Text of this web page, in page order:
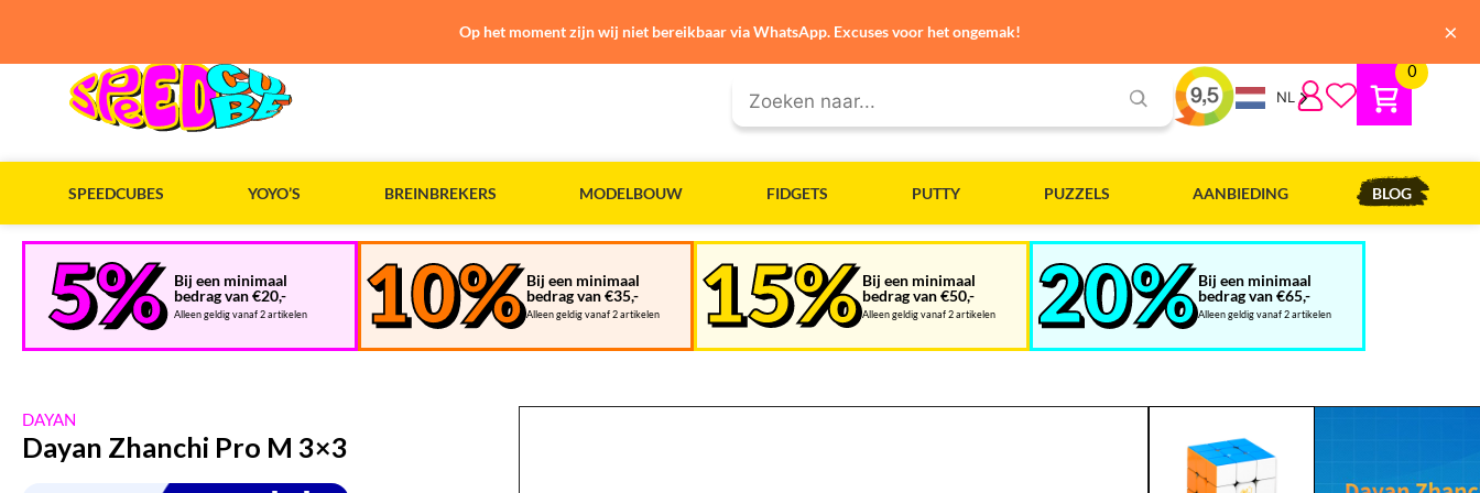
NL
0
SPEEDCUBES YOYO’S BREINBREKERS MODELBOUW FIDGETS PUTTY PUZZELS AANBIEDING BLOG
Bij een minimaal
bedrag van €20,-
Alleen geldig vanaf 2 artikelen
Bij een minimaal
bedrag van €35,-
Alleen geldig vanaf 2 artikelen
Bij een minimaal
bedrag van €50,-
Alleen geldig vanaf 2 artikelen
Bij een minimaal
bedrag van €65,-
Alleen geldig vanaf 2 artikelen
DAYAN
Dayan Zhanchi Pro M 3×3
Op het moment zijn wij niet bereikbaar via WhatsApp. Excuses voor het ongemak! ×